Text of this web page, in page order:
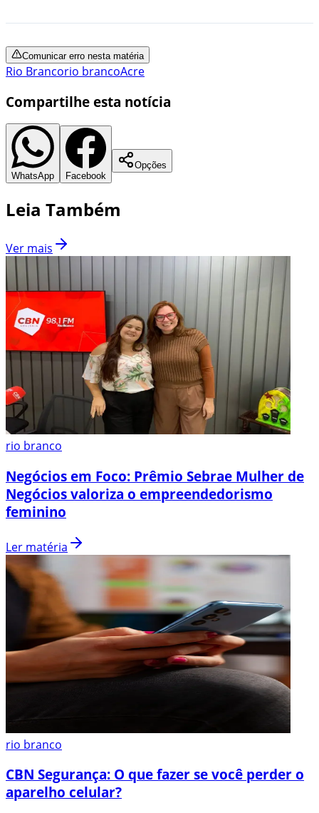
Comunicar erro nesta matéria
Rio Brancorio brancoAcre
Compartilhe esta notícia
WhatsApp Facebook
Opções
Leia Também
Ver mais
rio branco
Negócios em Foco: Prêmio Sebrae Mulher de
Negócios valoriza o empreendedorismo
feminino
Ler matéria
rio branco
CBN Segurança: O que fazer se você perder o
aparelho celular?